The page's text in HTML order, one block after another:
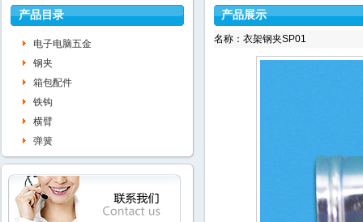
产品目录
电子电脑五金
钢夹
箱包配件
铁钩
横臂
弹簧
产品展示
名称：衣架钢夹SP01